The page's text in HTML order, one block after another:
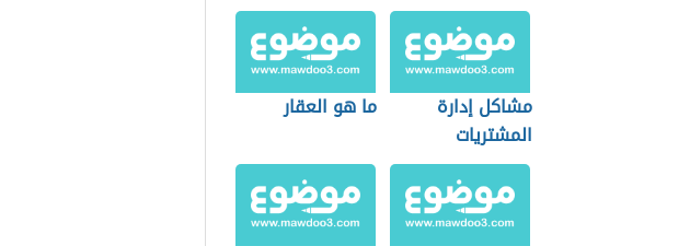
مشاكل إدارة
المشتريات
ما هو العقار